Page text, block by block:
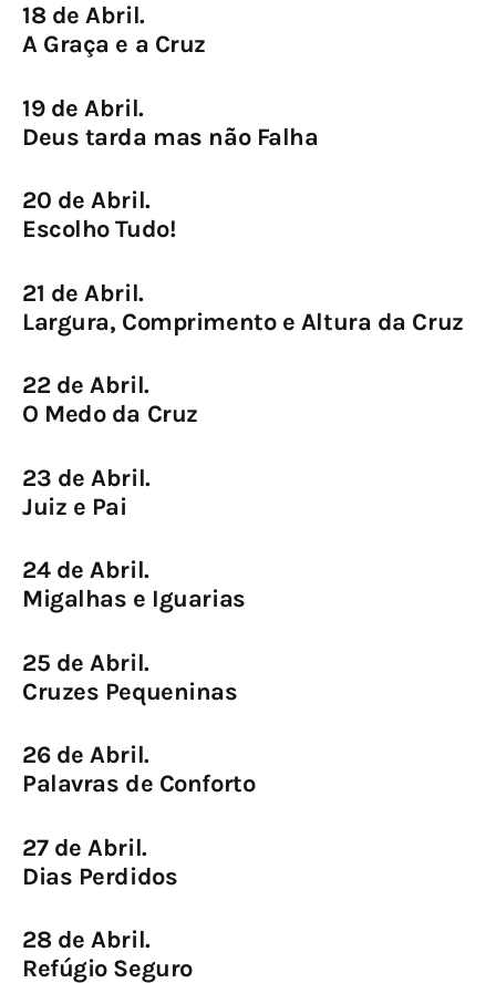
18 de Abril.
A Graça e a Cruz
19 de Abril.
Deus tarda mas não Falha
20 de Abril.
Escolho Tudo!
21 de Abril.
Largura, Comprimento e Altura da Cruz
22 de Abril.
O Medo da Cruz
23 de Abril.
Juiz e Pai
24 de Abril.
Migalhas e Iguarias
25 de Abril.
Cruzes Pequeninas
26 de Abril.
Palavras de Conforto
27 de Abril.
Dias Perdidos
28 de Abril.
Refúgio Seguro